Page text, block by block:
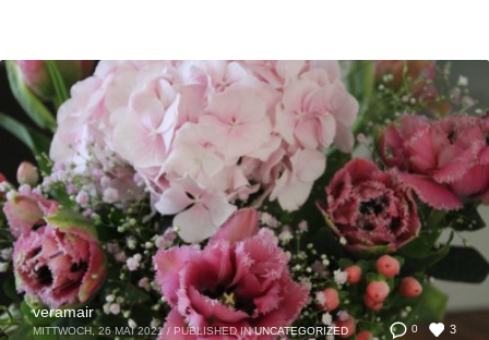
0 3
veramair
MITTWOCH, 26 MAI 2021 / PUBLISHED IN UNCATEGORIZED